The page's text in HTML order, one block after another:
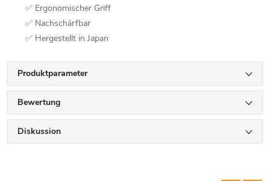
✅ Ergonomischer Griff
✅ Nachschärfbar
✅ Hergestellt in Japan
Produktparameter
Bewertung
Diskussion